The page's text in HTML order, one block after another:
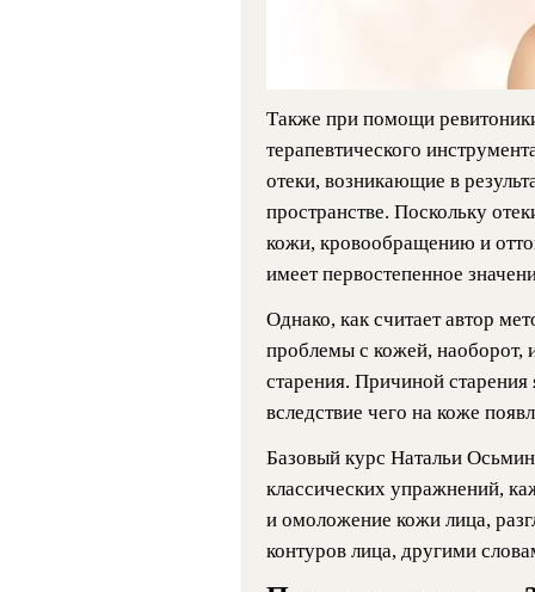
Также при помощи
терапевтического
отеки, возникающие в
пространстве. Поскольку
кожи, кровообращению и
имеет первостепенное
Однако, как считает автор
проблемы с кожей, наоборот,
старения. Причиной
вследствие чего на коже
Базовый курс Натальи
классических упражнений,
и омоложение кожи лица,
контуров лица, другими